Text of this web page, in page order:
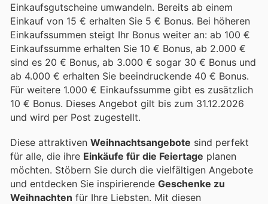
Einkaufsgutscheine umwandeln. Bereits ab einem
Einkauf von 15 € erhalten Sie 5 € Bonus. Bei höheren
Einkaufssummen steigt Ihr Bonus weiter an: ab 100 €
Einkaufssumme erhalten Sie 10 € Bonus, ab 2.000 €
sind es 20 € Bonus, ab 3.000 € sogar 30 € Bonus und
ab 4.000 € erhalten Sie beeindruckende 40 € Bonus.
Für weitere 1.000 € Einkaufssumme gibt es zusätzlich
10 € Bonus. Dieses Angebot gilt bis zum 31.12.2026
und wird per Post zugestellt.
Diese attraktiven Weihnachtsangebote sind perfekt
für alle, die ihre Einkäufe für die Feiertage planen
möchten. Stöbern Sie durch die vielfältigen Angebote
und entdecken Sie inspirierende Geschenke zu
Weihnachten für Ihre Liebsten. Mit diesen